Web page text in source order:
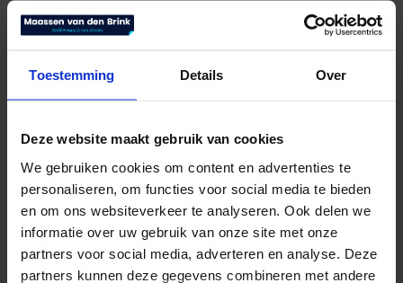
Toestemming Details Over
Deze website maakt gebruik van cookies
We gebruiken cookies om content en advertenties te
personaliseren, om functies voor social media te bieden
en om ons websiteverkeer te analyseren. Ook delen we
informatie over uw gebruik van onze site met onze
partners voor social media, adverteren en analyse. Deze
partners kunnen deze gegevens combineren met andere
Auping spiraalbodem vlak
€405,00 Bekijk product